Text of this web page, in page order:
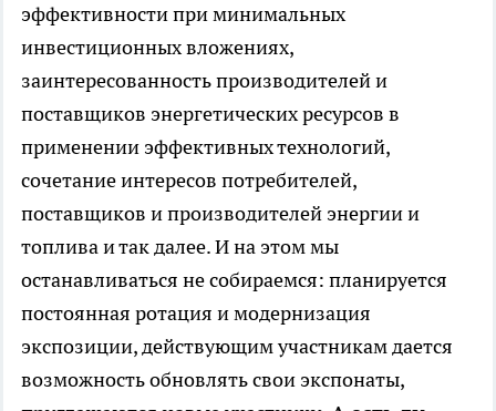
эффективности при минимальных
инвестиционных вложениях,
заинтересованность производителей и
поставщиков энергетических ресурсов в
применении эффективных технологий,
сочетание интересов потребителей,
поставщиков и производителей энергии и
топлива и так далее. И на этом мы
останавливаться не собираемся: планируется
постоянная ротация и модернизация
экспозиции, действующим участникам дается
возможность обновлять свои экспонаты,